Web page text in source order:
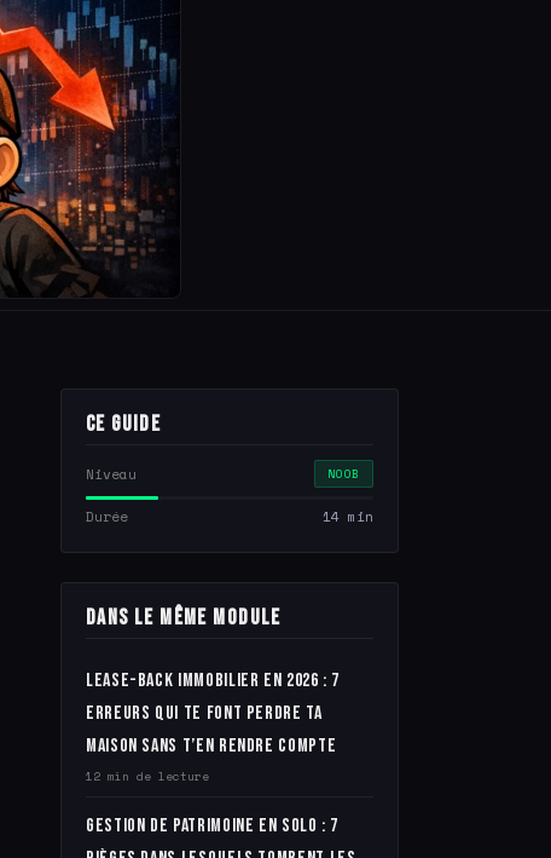
Ce guide
Niveau NOOB
Durée 14 min
Dans le même module
Lease-back immobilier en 2026 : 7
erreurs qui te font perdre ta
maison sans t’en rendre compte
12 min de lecture
Gestion de patrimoine en solo : 7